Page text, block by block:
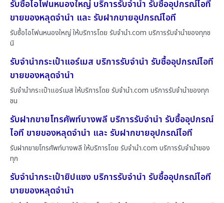
รับซื้อไอโฟนหนองใหญ่ บริการรับจำนำ รับซื้ออุปกรณ์ไอที
ขายของหลุดจำนำ และ รับฝากขายอุปกรณ์ไอที
รับซื้อไอโฟนหนองใหญ่ ให้บริการโดย รับจํานํา.com บริการรับจำนำของทุกช
นิ
รับจำนำกระเป๋าแอร์เมส บริการรับจำนำ รับซื้ออุปกรณ์ไอที
ขายของหลุดจำนำ
รับจำนำกระเป๋าแอร์เมส ให้บริการโดย รับจํานํา.com บริการรับจำนำของทุก
ชน
รับฝากขายโทรศัพท์บางพลี บริการรับจำนำ รับซื้ออุปกรณ์
ไอที ขายของหลุดจำนำ และ รับฝากขายอุปกรณ์ไอที
รับฝากขายโทรศัพท์บางพลี ให้บริการโดย รับจํานํา.com บริการรับจำนำของ
ทุก
รับจำนำกระเป๋ายิปแซง บริการรับจำนำ รับซื้ออุปกรณ์ไอที
ขายของหลุดจำนำ